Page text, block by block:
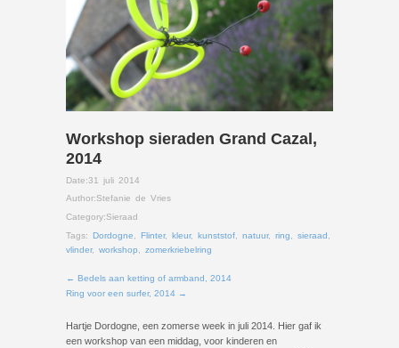
Workshop sieraden Grand Cazal,
2014
Date:31 juli 2014
Author:Stefanie de Vries
Category:Sieraad
Tags: Dordogne Flinter, kleur, kunststof natuur, ring sieraad
vlinder, workshop zomerkriebelring
← Bedels aan ketting of armband, 2014
Ring voor een surfer, 2014 →
Hartje Dordogne, een zomerse week in juli 2014. Hier gaf ik
een workshop van een middag, voor kinderen en